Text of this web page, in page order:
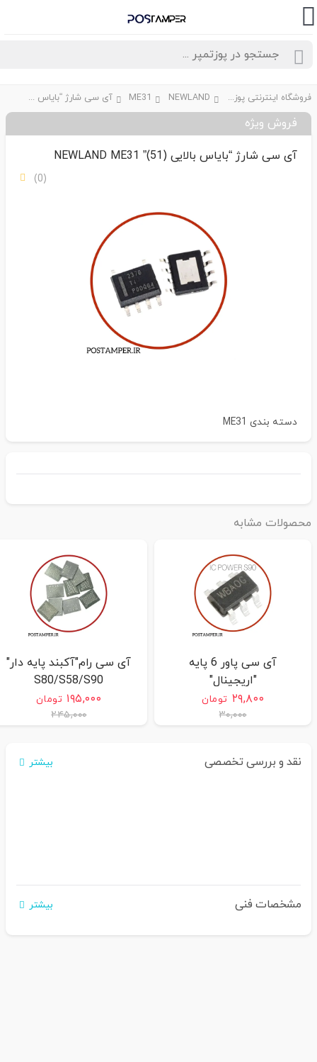
فروشگاه اینترنتی پوزتمپر NEWLAND
ME31 آی سی شارژ “بایاس بالایی (51)” NEWLAND ME31
فروش ویژه
آی سی شارژ “بایاس بالایی (51)” NEWLAND ME31
دسته بندیME31
مشابه
آی سی پاور 6 پایه
"اریجینال"
S58/S80/D210G/D210COMBO/S90
۲۹,۸۰۰ تومان
۳۰,۰۰۰
آی سی رام"آکبند پایه دار"
S80/S58/S90
۱۹۵,۰۰۰ تومان
۲۴۵,۰۰۰
نقد و بررسی تخصصی بیشتر
مشخصات فنی بیشتر